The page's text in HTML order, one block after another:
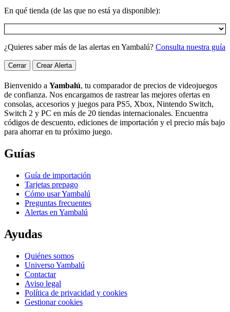
En qué tienda (de las que no está ya disponible):
¿Quieres saber más de las alertas en Yambalú? Consulta nuestra guía
Cerrar Crear Alerta
Bienvenido a Yambalú, tu comparador de precios de videojuegos
de confianza. Nos encargamos de rastrear las mejores ofertas en
consolas, accesorios y juegos para PS5, Xbox, Nintendo Switch,
Switch 2 y PC en más de 20 tiendas internacionales. Encuentra
códigos de descuento, ediciones de importación y el precio más bajo
para ahorrar en tu próximo juego.
Guías
Guía de importación
Tarjetas prepago
Cómo usar Yambalú
Preguntas frecuentes
Alertas en Yambalú
Ayudas
Quiénes somos
Universo Yambalú
Contactar
Aviso legal
Política de privacidad y cookies
Gestionar cookies